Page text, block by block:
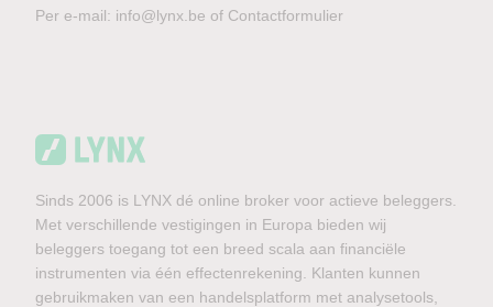
Per e-mail: info@lynx.be of Contactformulier
Sinds 2006 is LYNX dé online broker voor actieve beleggers.
Met verschillende vestigingen in Europa bieden wij
beleggers toegang tot een breed scala aan financiële
instrumenten via één effectenrekening. Klanten kunnen
gebruikmaken van een handelsplatform met analysetools,